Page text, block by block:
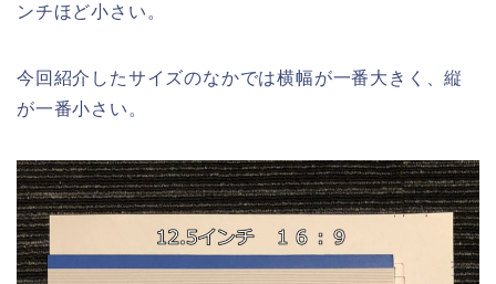
ンチほど小さい。
今回紹介したサイズのなかでは横幅が一番大きく、縦
が一番小さい。